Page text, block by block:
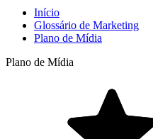
Início
Glossário de Marketing
Plano de Mídia
Plano de Mídia